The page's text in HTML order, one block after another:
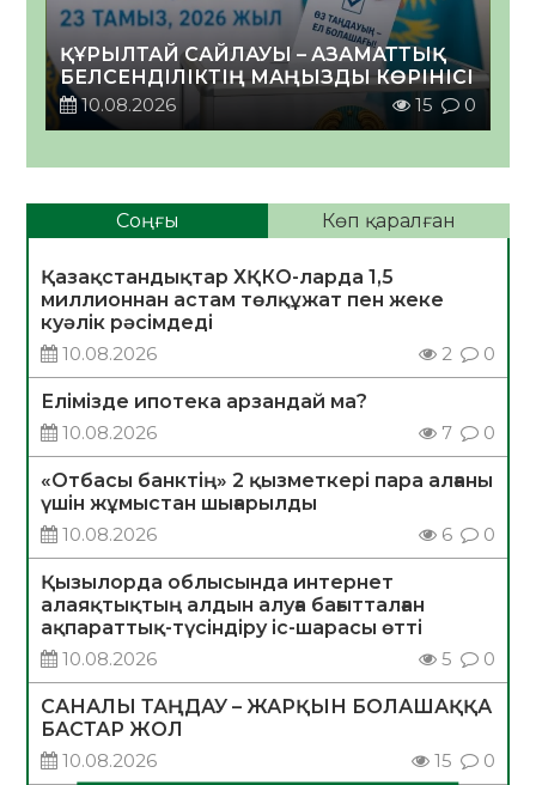
ҚҰРЫЛТАЙ САЙЛАУЫ – АЗАМАТТЫҚ
БЕЛСЕНДІЛІКТІҢ МАҢЫЗДЫ КӨРІНІСІ
10.08.2026
15 0
Соңғы Көп қаралған
Қазақстандықтар ХҚКО-ларда 1,5
миллионнан астам төлқұжат пен жеке
куәлік рәсімдеді
10.08.2026
2 0
Елімізде ипотека арзандай ма?
10.08.2026
7 0
«Отбасы банктің» 2 қызметкері пара алғаны
үшін жұмыстан шығарылды
10.08.2026
6 0
Қызылорда облысында интернет
алаяқтықтың алдын алуға бағытталған
ақпараттық-түсіндіру іс-шарасы өтті
10.08.2026
5 0
САНАЛЫ ТАҢДАУ – ЖАРҚЫН БОЛАШАҚҚА
БАСТАР ЖОЛ
10.08.2026
15 0